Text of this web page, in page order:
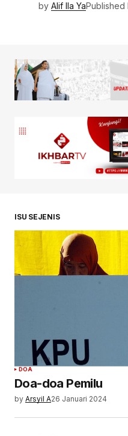
by Alif Ila YaPublished
ISU SEJENIS
DOA
Doa-doa Pemilu
by Arsyil A26 Januari 2024